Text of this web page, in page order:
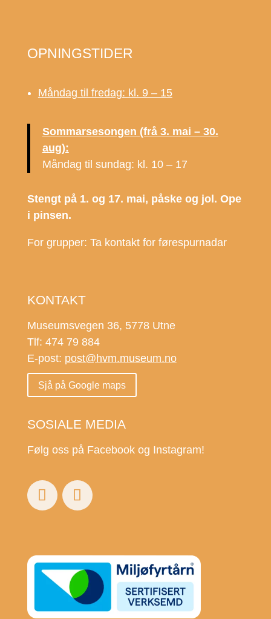
OPNINGSTIDER
Måndag til fredag: kl. 9 – 15
Sommarsesongen (frå 3. mai – 30.
aug):
Måndag til sundag: kl. 10 – 17
Stengt på 1. og 17. mai, påske og jol. Ope
i pinsen.
For grupper: Ta kontakt for førespurnadar
KONTAKT
Museumsvegen 36, 5778 Utne
Tlf: 474 79 884
E-post: post@hvm.museum.no
Sjå på Google maps
SOSIALE MEDIA
Følg oss på Facebook og Instagram!